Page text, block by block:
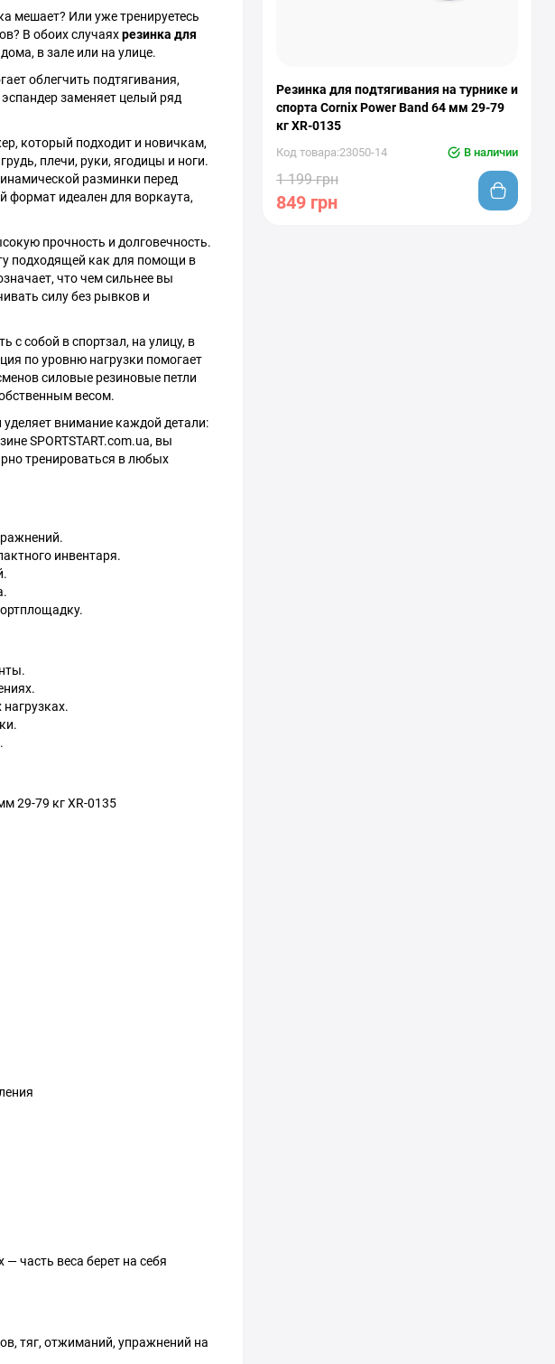
мешает? Или уже тренируетесь
В обоих случаяхрезинка для
в зале или на улице.
облегчить подтягивания,
заменяет целый ряд
который подходит и новичкам,
плечи, руки, ягодицы и ноги.
разминки перед
формат идеален для воркаута,
прочность и долговечность.
подходящей как для помощи в
что чем сильнее вы
силу без рывков и
с собой в спортзал, на улицу, в
по уровню нагрузки помогает
силовые резиновые петли
весом.
внимание каждой детали:
SPORTSTART.com.ua, вы
тренироваться в любых
инвентаря.
29-79 кг XR-0135
часть веса берет на себя
тяг, отжиманий, упражнений на
Резинка для подтягивания на турнике и
спорта Cornix Power Band 64 мм 29-79
кг XR-0135
Код товара:23050-14 В наличии
1 199 грн
849 грн